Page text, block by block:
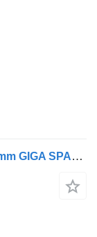
Cabina Mercedes-Benz ACTROS 2500mm GIGA SPACE per trattore stradale Mercedes-Benz MP4 EURO 6